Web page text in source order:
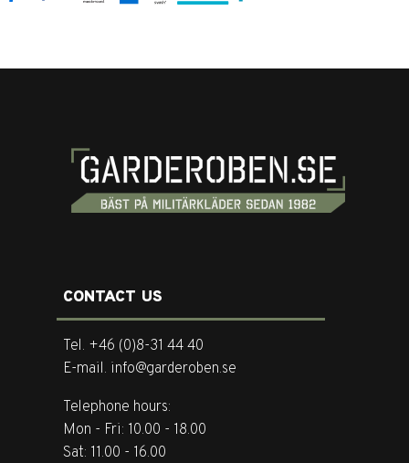
CONTACT US
Tel. +46 (0)8-31 44 40
E-mail. info@garderoben.se
Telephone hours:
Mon - Fri: 10.00 - 18.00
Sat: 11.00 - 16.00